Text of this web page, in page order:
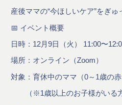
産後ママの“今ほしいケア”をぎゅ
📅 イベント概要
日時：12月9日（火） 11:00〜
場所：オンライン（Zoom）
対象：育休中のママ（0～1歳
（※1歳以上のお子様がいる方